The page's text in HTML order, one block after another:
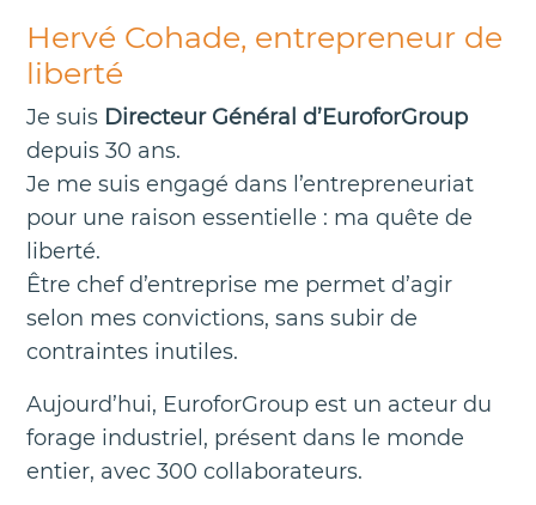
Hervé Cohade, entrepreneur de
liberté
Je suis Directeur Général d’EuroforGroup
depuis 30 ans.
Je me suis engagé dans l’entrepreneuriat
pour une raison essentielle : ma quête de
liberté.
Être chef d’entreprise me permet d’agir
selon mes convictions, sans subir de
contraintes inutiles.
Aujourd’hui, EuroforGroup est un acteur du
forage industriel, présent dans le monde
entier, avec 300 collaborateurs.